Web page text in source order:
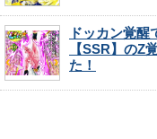
ドッカン覚
【SSR】のZ
た！